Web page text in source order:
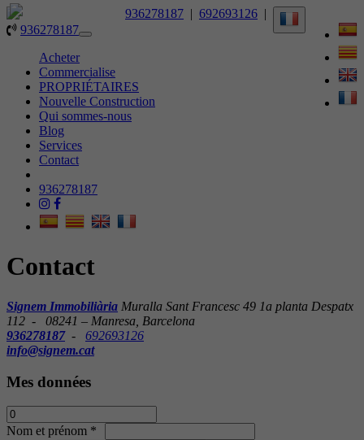
692693126 |
936278187 |
936278187
Toggle
Acheter
Commercialise
PROPRIÉTAIRES
Nouvelle Construction
Qui sommes-nous
Blog
Services
Contact
936278187
Contact
Signem Immobiliària Muralla Sant Francesc 49 1a planta Despatx
112 - 08241 – Manresa, Barcelona
936278187- 692693126
info@signem.cat
Mes données
Nom et prénom *